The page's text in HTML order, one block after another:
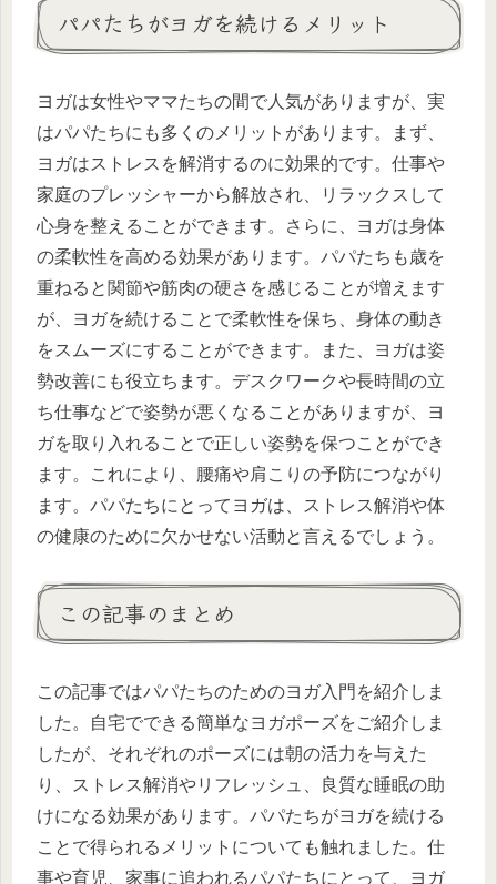
パパたちがヨガを続けるメリット
ヨガは女性やママたちの間で人気がありますが、実
はパパたちにも多くのメリットがあります。まず、
ヨガはストレスを解消するのに効果的です。仕事や
家庭のプレッシャーから解放され、リラックスして
心身を整えることができます。さらに、ヨガは身体
の柔軟性を高める効果があります。パパたちも歳を
重ねると関節や筋肉の硬さを感じることが増えます
が、ヨガを続けることで柔軟性を保ち、身体の動き
をスムーズにすることができます。また、ヨガは姿
勢改善にも役立ちます。デスクワークや長時間の立
ち仕事などで姿勢が悪くなることがありますが、ヨ
ガを取り入れることで正しい姿勢を保つことができ
ます。これにより、腰痛や肩こりの予防につながり
ます。パパたちにとってヨガは、ストレス解消や体
の健康のために欠かせない活動と言えるでしょう。
この記事のまとめ
この記事ではパパたちのためのヨガ入門を紹介しま
した。自宅でできる簡単なヨガポーズをご紹介しま
したが、それぞれのポーズには朝の活力を与えた
り、ストレス解消やリフレッシュ、良質な睡眠の助
けになる効果があります。パパたちがヨガを続ける
ことで得られるメリットについても触れました。仕
事や育児、家事に追われるパパたちにとって、ヨガ